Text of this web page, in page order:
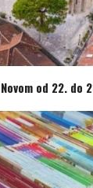
od 22. do